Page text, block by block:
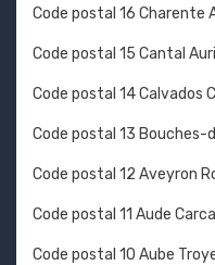
Code postal 16 Charente
Code postal 15 Cantal
Code postal 14 Calvados
Code postal 13 Bouches-
Code postal 12 Aveyron
Code postal 11 Aude
Code postal 10 Aube